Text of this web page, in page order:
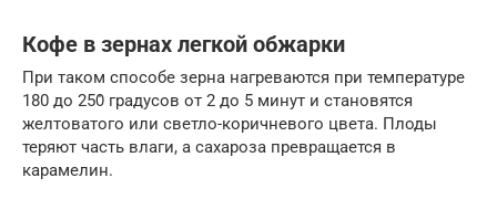
Кофе в зернах легкой обжарки
При таком способе зерна нагреваются при температуре
180 до 250̊ градусов от 2 до 5 минут и становятся
желтоватого или светло-коричневого цвета. Плоды
теряют часть влаги, а сахароза превращается в
карамелин.